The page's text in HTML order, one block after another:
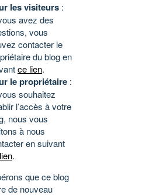
les visiteurs :
avez des
vous
contacter le
du blog en
ce lien.
le propriétaire :
souhaitez
l’accès à votre
nous vous
à nous
en suivant
.
que ce blog
de nouveau